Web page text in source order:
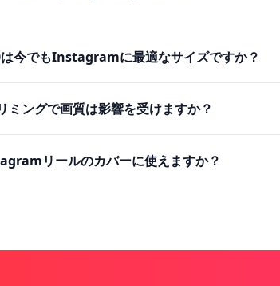
今でもInstagramに最適なサイズですか？
ミングで画質は影響を受けますか？
リールのカバーに使えますか？